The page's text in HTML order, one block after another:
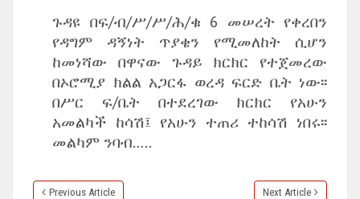
ጉዳዩ በፍ/ብ/ሥ/ሥ/ሕ/ቁ 6 መሠረት የቀረበን
የዳግም ዳኝነት ጥያቄን የሚመለከት ሲሆን
ከመነሻው በዋናው ጉዳይ ክርክር የተጀመረው
በኦሮሚያ ክልል አጋርፋ ወረዳ ፍርድ ቤት ነው፡፡
በሥር ፍ/ቤት በተደረገው ክርክር የአሁን
አመልካች ከሳሽ፤ የአሁን ተጠሪ ተከሳሽ ነበሩ፡፡
መልካም ንባብ…..
Previous Article Next Article